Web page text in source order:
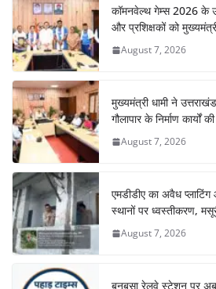
कॉमनवेल्थ गेम्स 2026 के
और प्रशिक्षकों को
August 7, 2026
मुख्यमंत्री धामी ने
गौलापार के निर्माण कार्यों
August 7, 2026
एमडीडीए का अवैध प्लाटिंग
स्थानों पर ध्वस्तीकरण,
August 7, 2026
बनबसा रेलवे स्टेशन पर